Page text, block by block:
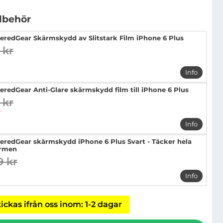
Skärmskydd av Slitstark Film iPhone 6 Plus
pris
kr
Info
mer info
Anti-Glare skärmskydd film till iPhone 6 Plus
pris
kr
Info
mer info
skärmskydd iPhone 6 Plus Svart - Täcker hela
pris
kr
Info
mer info
ifrån oss inom: 1-2 dagar